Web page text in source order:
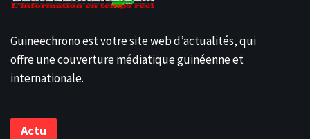
Guineechrono est votre site web d’actualités, qui
offre une couverture médiatique guinéenne et
internationale.
Actu